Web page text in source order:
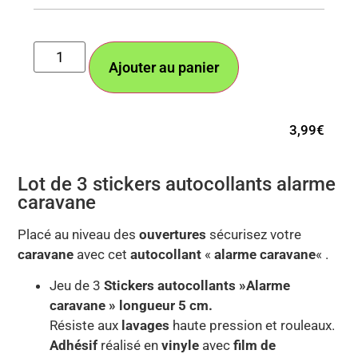
Ajouter au panier
3,99€
Lot de 3 stickers autocollants alarme
caravane
Placé au niveau des ouvertures sécurisez votre
caravaneavec cet autocollant« alarme caravane« .
Jeu de 3 Stickers autocollants »Alarme
caravane » longueur 5 cm.
Résiste aux lavages haute pression et rouleaux.
Adhésifréalisé en vinyleavec film de